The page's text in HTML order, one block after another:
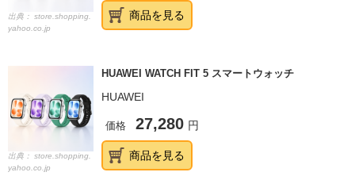
出典： store.shopping.
yahoo.co.jp
商品を見る
出典： store.shopping.
yahoo.co.jp
HUAWEI WATCH FIT 5 スマートウォッチ
HUAWEI
価格 27,280 円
商品を見る